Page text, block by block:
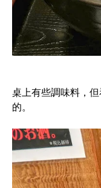
桌上有些調味料，
的。